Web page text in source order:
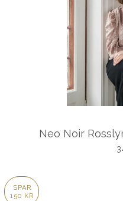
Neo Noir
SPAR
150 KR